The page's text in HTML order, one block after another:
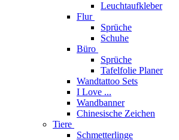
Leuchtaufkleber
Flur
Sprüche
Schuhe
Büro
Sprüche
Tafelfolie Planer
Wandtattoo Sets
I Love ...
Wandbanner
Chinesische Zeichen
Tiere
Schmetterlinge